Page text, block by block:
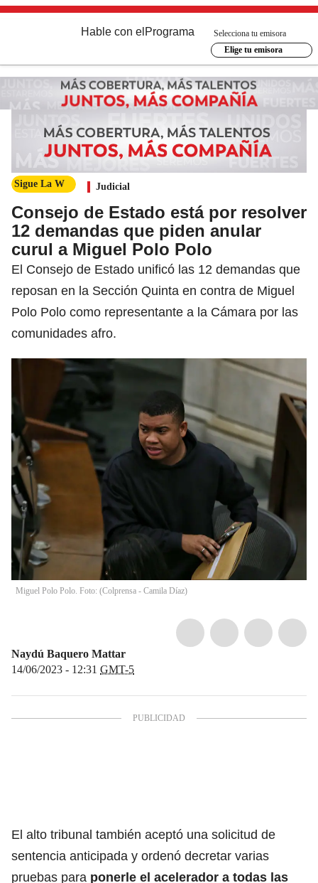
Hable con el Programa
Selecciona tu emisora
Elige tu emisora
Sigue La W Judicial
Consejo de Estado está por resolver
12 demandas que piden anular
curul a Miguel Polo Polo
El Consejo de Estado unificó las 12 demandas que
reposan en la Sección Quinta en contra de Miguel
Polo Polo como representante a la Cámara por las
comunidades afro.
Miguel Polo Polo. Foto: (Colprensa - Camila Díaz)
Naydú Baquero Mattar
14/06/2023 - 12:31 GMT-5
El alto tribunal también aceptó una solicitud de
sentencia anticipada y ordenó decretar varias
pruebas para ponerle el acelerador a todas las